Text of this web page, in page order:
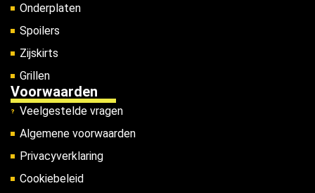
Onderplaten
Spoilers
Zijskirts
Grillen
Voorwaarden
Veelgestelde vragen
Algemene voorwaarden
Privacyverklaring
Cookiebeleid